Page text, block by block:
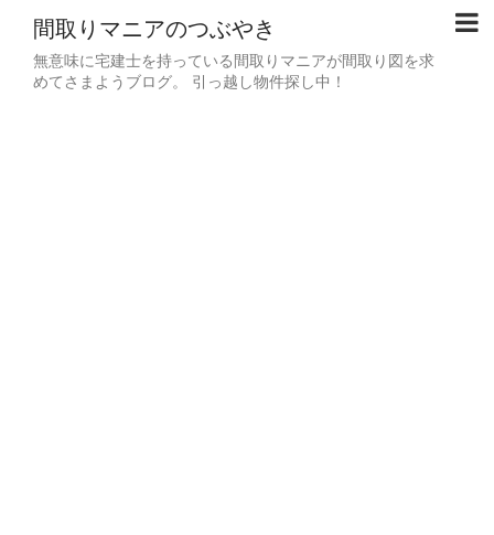
間取りマニアのつぶやき
無意味に宅建士を持っている間取りマニアが間取り図を求
めてさまようブログ。 引っ越し物件探し中！